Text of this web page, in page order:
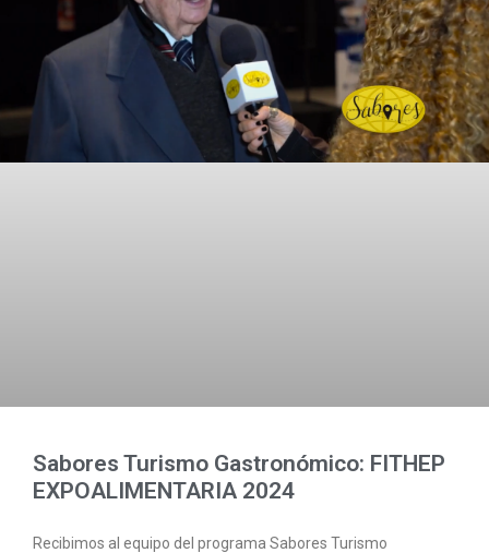
Sabores Turismo Gastronómico: FITHEP
EXPOALIMENTARIA 2024
Recibimos al equipo del programa Sabores Turismo